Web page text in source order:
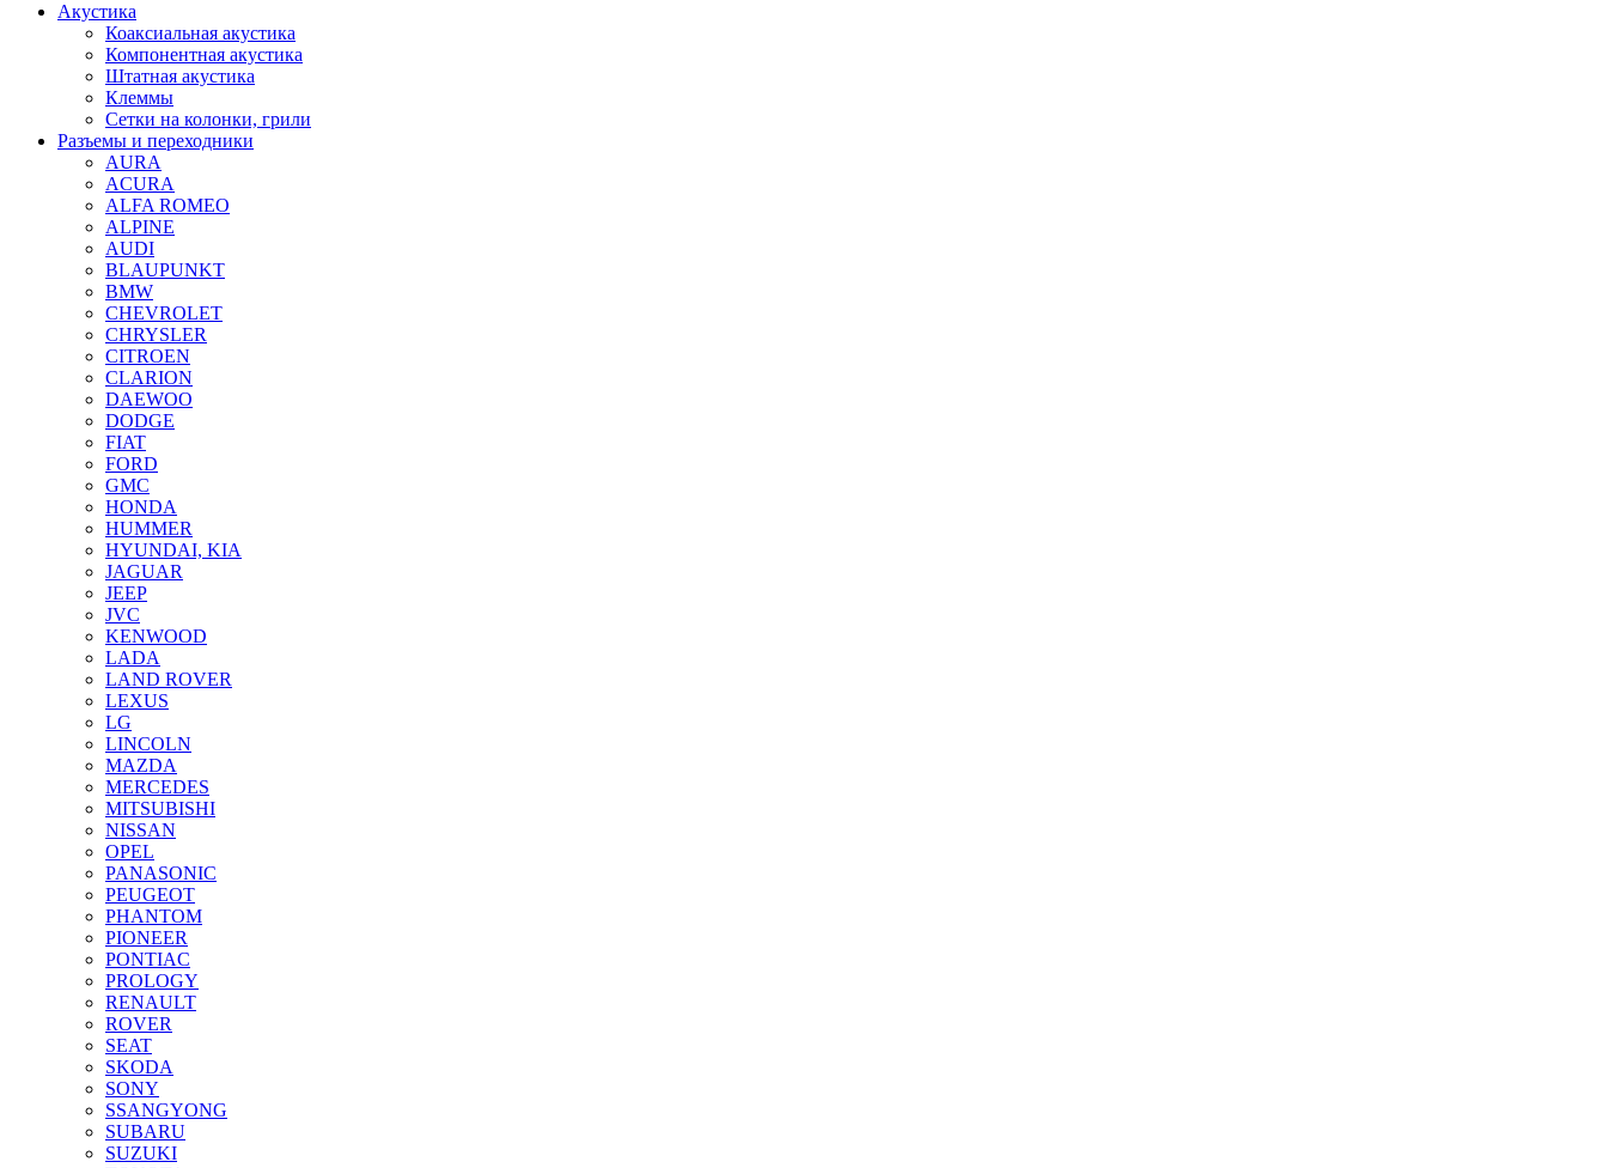
Акустика
Коаксиальная акустика
Компонентная акустика
Штатная акустика
Клеммы
Сетки на колонки, грили
Разъемы и переходники
AURA
ACURA
ALFA ROMEO
ALPINE
AUDI
BLAUPUNKT
BMW
CHEVROLET
CHRYSLER
CITROEN
CLARION
DAEWOO
DODGE
FIAT
FORD
GMC
HONDA
HUMMER
HYUNDAI, KIA
JAGUAR
JEEP
JVC
KENWOOD
LADA
LAND ROVER
LEXUS
LG
LINCOLN
MAZDA
MERCEDES
MITSUBISHI
NISSAN
OPEL
PANASONIC
PEUGEOT
PHANTOM
PIONEER
PONTIAC
PROLOGY
RENAULT
ROVER
SEAT
SKODA
SONY
SSANGYONG
SUBARU
SUZUKI